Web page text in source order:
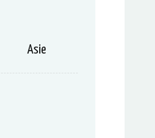
Asie